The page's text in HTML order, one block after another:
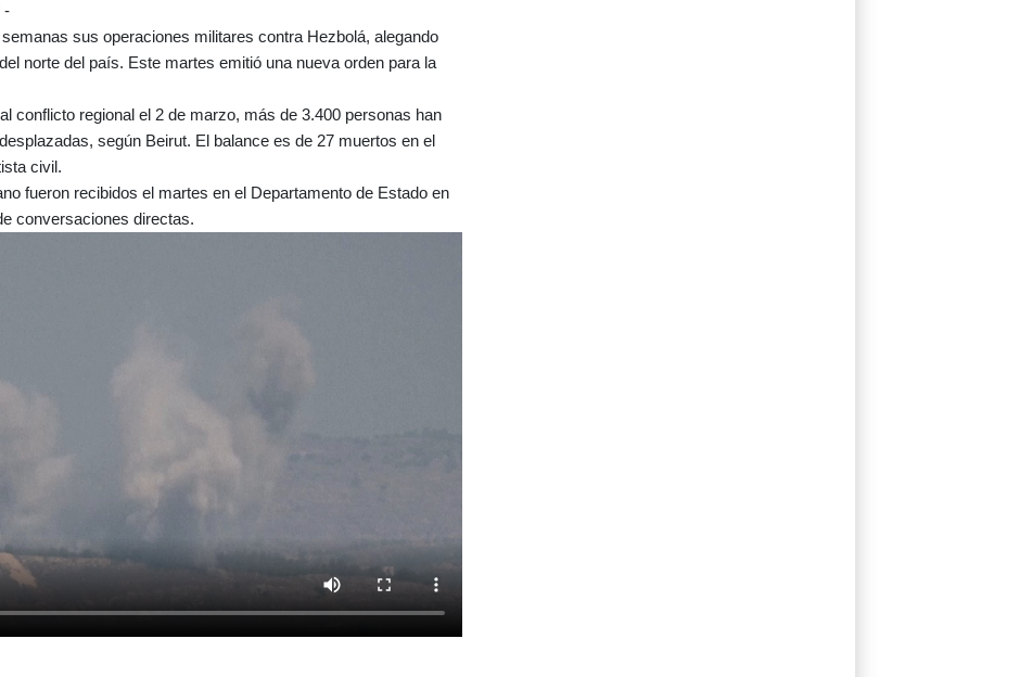
-
sus operaciones militares contra Hezbolá, alegando
norte del país. Este martes emitió una nueva orden para la
conflicto regional el 2 de marzo, más de 3.400 personas han
según Beirut. El balance es de 27 muertos en el
civil.
fueron recibidos el martes en el Departamento de Estado en
conversaciones directas.